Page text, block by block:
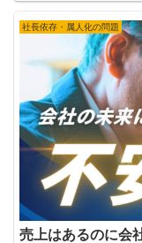
社長依存・属人化の問題
売上はあるのに会